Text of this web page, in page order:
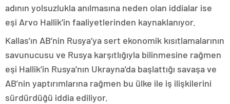
adının yolsuzlukla anılmasına neden olan iddialar ise
eşi Arvo Hallik’in faaliyetlerinden kaynaklanıyor.
Kallas’ın AB’nin Rusya’ya sert ekonomik kısıtlamalarının
savunucusu ve Rusya karşıtlığıyla bilinmesine rağmen
eşi Hallik’in Rusya’nın Ukrayna’da başlattığı savaşa ve
AB’nin yaptırımlarına rağmen bu ülke ile iş ilişkilerini
sürdürdüğü iddia ediliyor.